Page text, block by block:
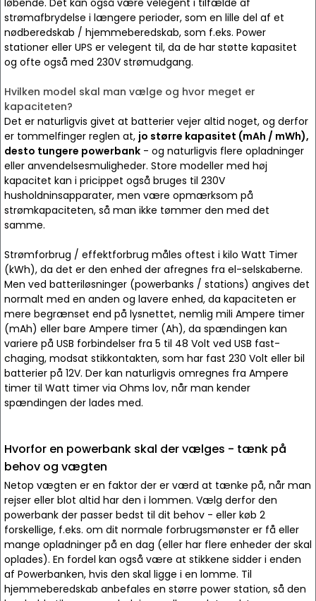
løbende. Det kan også være velegent i tilfælde af
strømafbrydelse i længere perioder, som en lille del af et
nødberedskab / hjemmeberedskab, som f.eks. Power
stationer eller UPS er velegent til, da de har støtte kapasitet
og ofte også med 230V strømudgang.
Hvilken model skal man vælge og hvor meget er
kapaciteten?
Det er naturligvis givet at batterier vejer altid noget, og derfor
er tommelfinger reglen at, jo større kapasitet (mAh / mWh),
desto tungere powerbank - og naturligvis flere opladninger
eller anvendelsesmuligheder. Store modeller med høj
kapacitet kan i pricippet også bruges til 230V
husholdninsapparater, men være opmærksom på
strømkapaciteten, så man ikke tømmer den med det
samme.
Strømforbrug / effektforbrug måles oftest i kilo Watt Timer
(kWh), da det er den enhed der afregnes fra el-selskaberne.
Men ved batteriløsninger (powerbanks / stations) angives det
normalt med en anden og lavere enhed, da kapaciteten er
mere begrænset end på lysnettet, nemlig mili Ampere timer
(mAh) eller bare Ampere timer (Ah), da spændingen kan
variere på USB forbindelser fra 5 til 48 Volt ved USB fast-
chaging, modsat stikkontakten, som har fast 230 Volt eller bil
batterier på 12V. Der kan naturligvis omregnes fra Ampere
timer til Watt timer via Ohms lov, når man kender
spændingen der lades med.
Hvorfor en powerbank skal der vælges - tænk på
behov og vægten
Netop vægten er en faktor der er værd at tænke på, når man
rejser eller blot altid har den i lommen. Vælg derfor den
powerbank der passer bedst til dit behov - eller køb 2
forskellige, f.eks. om dit normale forbrugsmønster er få eller
mange opladninger på en dag (eller har flere enheder der skal
oplades). En fordel kan også være at stikkene sidder i enden
af Powerbanken, hvis den skal ligge i en lomme. Til
hjemmeberedskab anbefales en større power station, så den